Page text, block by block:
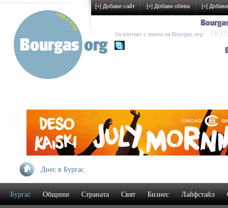
Днес в Бургас
Бургас Общини Страната Свят Бизнес Лайфстайл
[+] Добави сайт [+] Добави обява [+]
За контакт с екипа на Bourgas.org: